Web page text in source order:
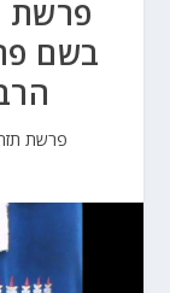
פרשת
בשם
פרשת